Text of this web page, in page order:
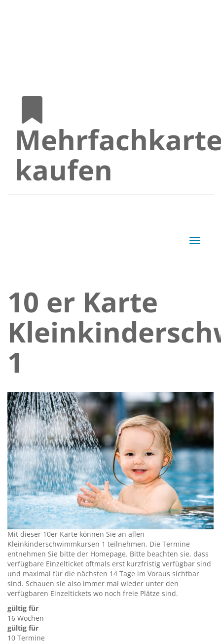
kaufen
10 er Karte
1
Mit dieser 10er Karte können Sie an allen
Kleinkinderschwimmkursen 1 teilnehmen. Die Termine
entnehmen Sie bitte der Homepage. Bitte beachten sie, dass
verfügbare Einzelticket oftmals erst kurzfristig verfügbar sind
und maximal für die nächsten 14 Tage im Voraus sichtbar
sind. Schauen sie also immer mal wieder unter den
verfügbaren Einzeltickets wo noch freie Plätze sind.
gültig für
16 Wochen
gültig für
10 Termine